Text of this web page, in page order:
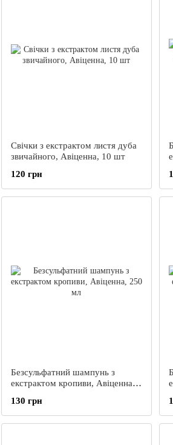
Свічки з екстрактом листя дуба
звичайного, Авіценна, 10 шт
120 грн
Безсульфатний шампунь з
екстрактом кропиви, Авіценна,
130 грн